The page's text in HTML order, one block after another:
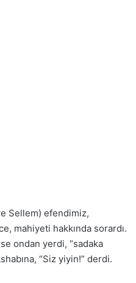
Sellem) efendimiz,
mahiyeti hakkında sorardı.
ondan yerdi, “sadaka
“Siz yiyin!” derdi.